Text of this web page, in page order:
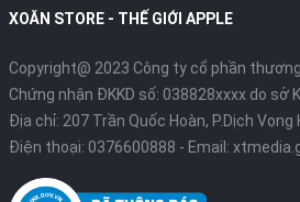
XOĂN STORE - THẾ GIỚI APPLE
Copyright@ 2023 Công ty cổ phần
Chứng nhận ĐKKD số: 038828xxxx do sở
Địa chỉ: 207 Trần Quốc Hoàn, P.Dịch Vọng
Điện thoại: 0376600888 - Email: